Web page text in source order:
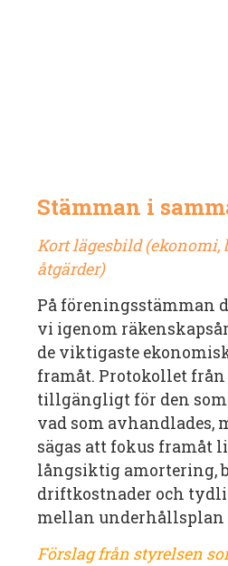
Stämman i
Kort lägesbild (ekonomi,
åtgärder)
På föreningsstämman
vi igenom
de viktigaste
framåt. Protokollet
tillgängligt för den
vad som avhandlades,
sägas att fokus framåt
långsiktig amortering,
driftkostnader och
mellan underhållsplan
Förslag från styrelsen